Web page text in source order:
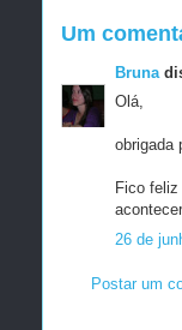
Um
Bruna
Olá,
obrigada
Fico
26 de
Postar um